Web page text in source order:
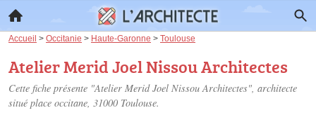
Accueil > Occitanie > Haute-Garonne > Toulouse
Atelier Merid Joel Nissou Architectes
Cette fiche présente "Atelier Merid Joel Nissou Architectes", architecte
situé place occitane, 31000 Toulouse.